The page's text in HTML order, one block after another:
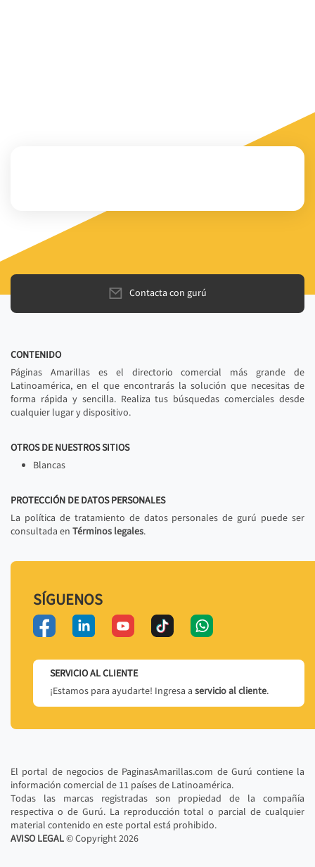
Contacta con gurú
CONTENIDO
Páginas Amarillas es el directorio comercial más grande de
Latinoamérica, en el que encontrarás la solución que necesitas de
forma rápida y sencilla. Realiza tus búsquedas comerciales desde
cualquier lugar y dispositivo.
OTROS DE NUESTROS SITIOS
Blancas
PROTECCIÓN DE DATOS PERSONALES
La política de tratamiento de datos personales de gurú puede ser
consultada en Términos legales.
SÍGUENOS
SERVICIO AL CLIENTE
¡Estamos para ayudarte! Ingresa a servicio al cliente.
El portal de negocios de PaginasAmarillas.com de Gurú contiene la
información comercial de 11 países de Latinoamérica.
Todas las marcas registradas son propiedad de la compañía
respectiva o de Gurú. La reproducción total o parcial de cualquier
material contenido en este portal está prohibido.
AVISO LEGAL© Copyright2026